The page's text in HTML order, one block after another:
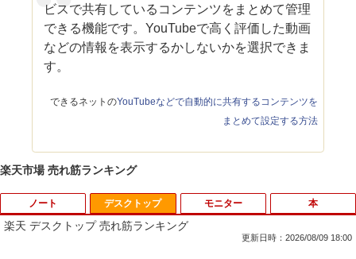
ビスで共有しているコンテンツをまとめて管理
できる機能です。YouTubeで高く評価した動画
などの情報を表示するかしないかを選択できま
す。
できるネットのYouTubeなどで自動的に共有するコンテンツを
まとめて設定する方法
楽天市場 売れ筋ランキング
ノート デスクトップ
楽天 デスクトップ 売れ筋ランキング
更新日時：2026/08/09 18:00
モニター 本